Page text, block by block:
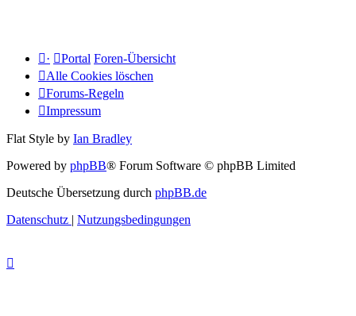
· Portal Foren-Übersicht
Alle Cookies löschen
Forums-Regeln
Impressum
Flat Style by Ian Bradley
Powered by phpBB® Forum Software © phpBB Limited
Deutsche Übersetzung durch phpBB.de
Datenschutz | Nutzungsbedingungen